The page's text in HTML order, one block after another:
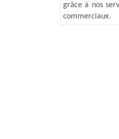
grâce à nos
commerciaux.